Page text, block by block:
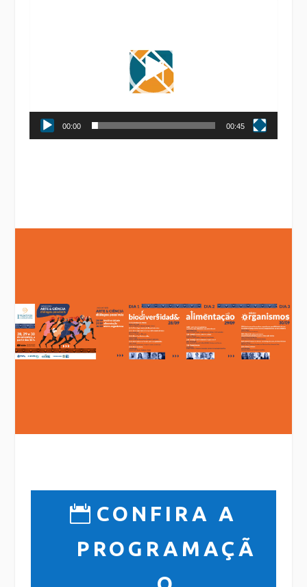
00:00 00:45
CONFIRA A
PROGRAMAÇÃ